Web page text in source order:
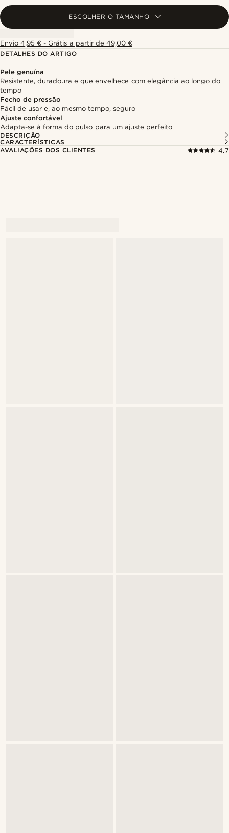
ESCOLHER O TAMANHO
Envio 4,95 € - Grátis a partir de 49,00 €
DETALHES DO ARTIGO
Pele genuína
Resistente, duradoura e que envelhece com elegância ao longo do
tempo
Fecho de pressão
Fácil de usar e, ao mesmo tempo, seguro
Ajuste confortável
Adapta-se à forma do pulso para um ajuste perfeito
DESCRIÇÃO
CARACTERÍSTICAS
AVALIAÇÕES DOS CLIENTES
4.7